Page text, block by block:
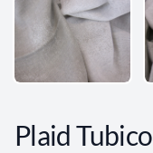
Plaid Tubico